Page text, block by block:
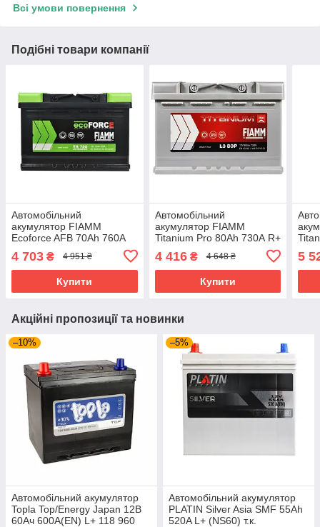
Всі умови повернення
Подібні товари компанії
Автомобільний
акумулятор FIAMM
Ecoforce AFB 70Аh 760А
4 703 ₴ 4 951 ₴
Купити
Автомобільний
акумулятор FIAMM
Titanium Pro 80Аh 730А R+
4 416₴ 4 648 ₴
Купити
5
Акційні пропозиції та новинки
–10%
Автомобільний акумулятор
Topla Top/Energy Japan 12В
60Ач 600А(EN) L+ 118 960
–5%
Автомобільний акумулятор
PLATIN Silver Asia SMF 55Ah
520A L+ (NS60) т.к.